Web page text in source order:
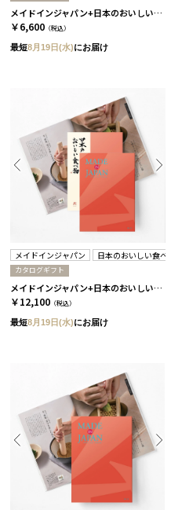
メイドインジャパン+日本のおいしい食べ物 / MJ10+藍 2冊セット
￥6,600 （税込）
最短8月19日(水)にお届け
メイドインジャパン 日本のおいしい食べ物
カタログギフト
メイドインジャパン+日本のおいしい食べ物 / MJ16+茜 2冊セット
￥12,100 （税込）
最短8月19日(水)にお届け